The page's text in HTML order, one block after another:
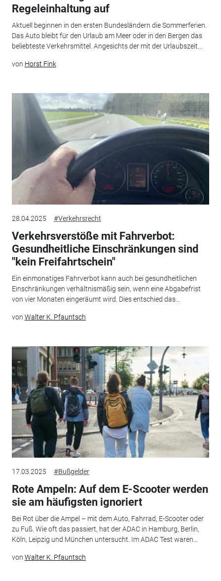
Regeleinhaltung auf
Aktuell beginnen in den ersten Bundesländern die Sommerferien.
Das Auto bleibt für den Urlaub am Meer oder in den Bergen das
beliebteste Verkehrsmittel. Angesichts der mit der Urlaubszeit...
von Horst Fink
28.04.2025 #Verkehrsrecht
Verkehrsverstöße mit Fahrverbot:
Gesundheitliche Einschränkungen sind
"kein Freifahrtschein"
Ein einmonatiges Fahrverbot kann auch bei gesundheitlichen
Einschränkungen verhältnismäßig sein, wenn eine Abgabefrist
von vier Monaten eingeräumt wird. Dies entschied das...
von Walter K. Pfauntsch
17.03.2025 #Bußgelder
Rote Ampeln: Auf dem E-Scooter werden
sie am häufigsten ignoriert
Bei Rot über die Ampel – mit dem Auto, Fahrrad, E-Scooter oder
zu Fuß. Wie oft das passiert, hat der ADAC in Hamburg, Berlin,
Köln, Leipzig und München untersucht. Im ADAC Test waren...
von Walter K. Pfauntsch